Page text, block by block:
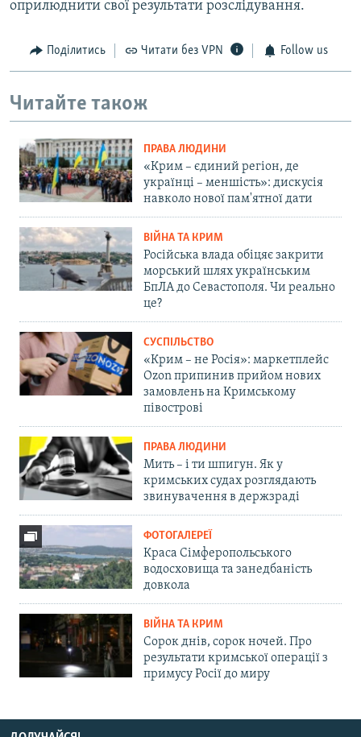
оприлюднити свої результати розслідування.
Поділитись Читати без VPN Follow us
Читайте також
ПРАВА ЛЮДИНИ
«Крим – єдиний регіон, де
українці – меншість»: дискусія
навколо нової пам'ятної дати
ВІЙНА ТА КРИМ
Російська влада обіцяє закрити
морський шлях українським
БпЛА до Севастополя. Чи реально
це?
СУСПІЛЬСТВО
«Крим – не Росія»: маркетплейс
Ozon припинив прийом нових
замовлень на Кримському
півострові
ПРАВА ЛЮДИНИ
Мить – і ти шпигун. Як у
кримських судах розглядають
звинувачення в держзраді
ФОТОГАЛЕРЕЇ
Краса Сімферопольського
водосховища та занедбаність
довкола
ВІЙНА ТА КРИМ
Сорок днів, сорок ночей. Про
результати кримської операції з
примусу Росії до миру